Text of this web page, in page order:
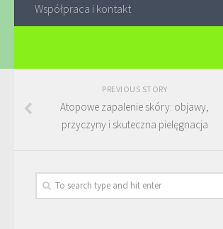
Współpraca i kontakt
PREVIOUS STORY
Atopowe zapalenie skóry: objawy,
przyczyny i skuteczna pielęgnacja